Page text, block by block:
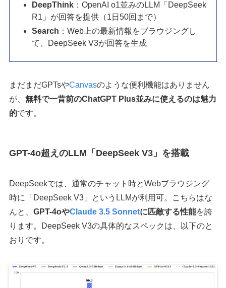
DeepThink：OpenAI o1並みのLLM「DeepSeek
R1」が回答を提供（1日50回まで）
Search ：Web上の最新情報をブラウジングし
て、DeepSeek V3が回答を生成
まだまだGPTsやCanvasのような便利機能はありません
が、 無料で一昔前のChatGPT Plus並みに使えるのは魅力
的です。
GPT-4o超えのLLM「DeepSeek V3」を搭載
DeepSeekでは、通常のチャット時とWebブラウジング
時に「DeepSeek V3」というLLMが利用可。こちらはな
んと、 GPT-4oやClaude 3.5 Sonnetに匹敵する性能を誇
ります。DeepSeek V3の具体的なスペックは、以下のと
おりです。